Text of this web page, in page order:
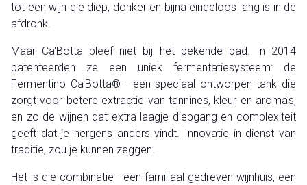
tot een wijn die diep, donker en bijna eindeloos lang is in de
afdronk.
Maar Ca'Botta bleef niet bij het bekende pad. In 2014
patenteerden ze een uniek fermentatiesysteem: de
Fermentino Ca'Botta® - een speciaal ontworpen tank die
zorgt voor betere extractie van tannines, kleur en aroma's,
en zo de wijnen dat extra laagje diepgang en complexiteit
geeft dat je nergens anders vindt. Innovatie in dienst van
traditie, zou je kunnen zeggen.
Het is die combinatie - een familiaal gedreven wijnhuis, een